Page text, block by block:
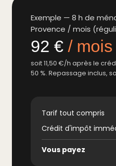
Exemple — 8 h de
Provence / mois
92 € / mois
soit 11,50 €/h après le
50 %. Repassage inclus,
Tarif tout compris
Crédit d'impôt
Vous payez